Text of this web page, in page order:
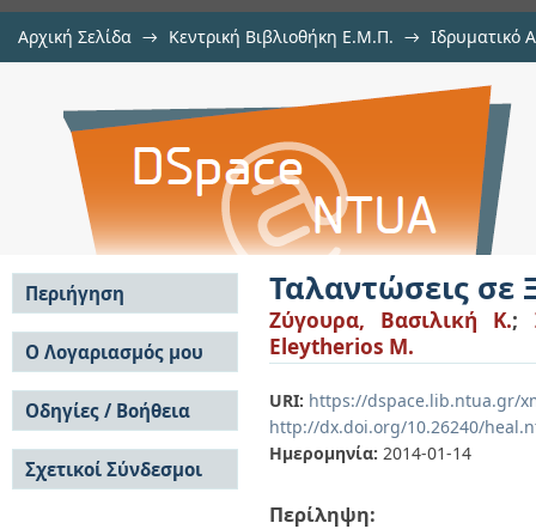
Αρχική Σελίδα → Κεντρική Βιβλιοθήκη Ε.Μ.Π. → Ιδρυματικό
Ταλαντώσεις σε Ξύλινα Πατώματα
Ταλαντώσεις σε
Ζύγουρα, Βασιλική Κ.;
Eleytherios M.
URI: https://dspace.lib.ntua.gr/
http://dx.doi.org/10.26240/
Ημερομηνία: 2014-01-14
Περίληψη:
Περιήγηση
Σε όλο το DSpace
Κοινότητες & Συλλογές
Ανά Ημερομηνία
Έκδοσης
Συγγραφείς
Τίτλοι
Θέματα
Ο Λογαριασμός μου
Σύνδεση
Εγγραφή
Οδηγίες / Βοήθεια
Οδηγίες Υποβολής
Οδηγίες Χρήσης ΙΑ
Συχνές Ερωτήσεις
Σχετικοί Σύνδεσμοι